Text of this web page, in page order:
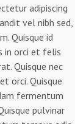
adipiscing
vel nibh sed,
Quisque id
in orci et felis
Quisque nec
orci. Quisque
fermentum
pulvinar